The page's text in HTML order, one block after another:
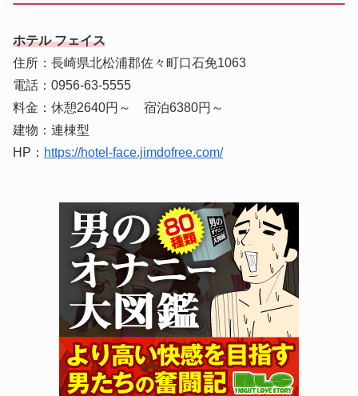
ホテル フェイス
住所：長崎県北松浦郡佐々町口石免1063
電話：0956-63-5555
料金：休憩2640円～ 宿泊6380円～
建物：連棟型
HP： https://hotel-face.jimdofree.com/